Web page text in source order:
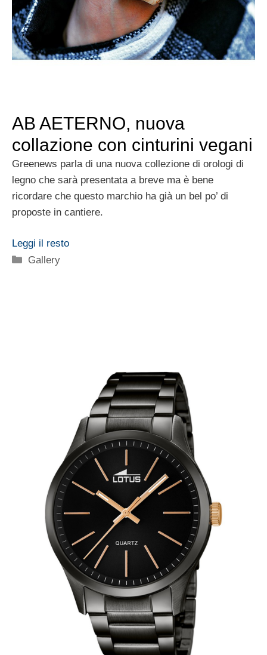
AB AETERNO, nuova
collazione con cinturini vegani
Greenews parla di una nuova collezione di orologi di
legno che sarà presentata a breve ma è bene
ricordare che questo marchio ha già un bel po’ di
proposte in cantiere.
Leggi il resto
Categorie
Gallery